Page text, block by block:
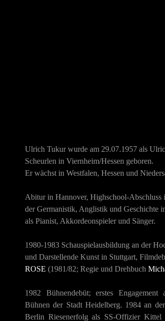
Ulrich Tukur wurde am 29.07.1957 als
Scheurlen in Viernheim/Hessen geboren.
Er wächst in Westfalen, Hessen und
Abitur in Hannover, Highschool-Abschluss
der Germanistik, Anglistik und Geschichte
als Pianist, Akkordeonspieler und Sänger.
1980-1983 Schauspielausbildung an der
und Darstellende Kunst in Stuttgart,
OSE
(1981/82; Regie und Drehbuch
1982 Bühnendebüt; erstes Engagement
Bühnen der Stadt Heidelberg. 1984 an
Berlin Riesenerfolg als SS-Offizier